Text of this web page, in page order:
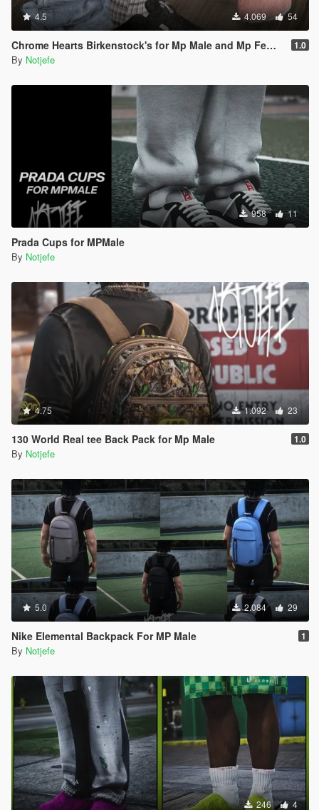
4.5 4.069 54
Chrome Hearts Birkenstock's for Mp Male and Mp Female 1.0
By Notjefe
958 11
Prada Cups for MPMale
By Notjefe
4.75 1.092 23
130 World Real tee Back Pack for Mp Male 1.0
By Notjefe
5.0 2.084 29
Nike Elemental Backpack For MP Male 1
By Notjefe
246 4